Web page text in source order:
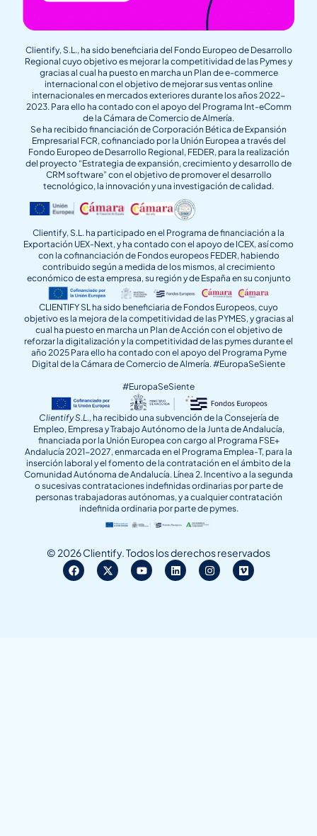
Clientify, S.L., ha sido beneficiaria del Fondo Europeo de Desarrollo
Regional cuyo objetivo es mejorar la competitividad de las Pymes y
gracias al cual ha puesto en marcha un Plan de e-commerce
internacional con el objetivo de mejorar sus ventas online
internacionales en mercados exteriores durante los años 2022-
2023. Para ello ha contado con el apoyo del Programa Int-eComm
de la Cámara de Comercio de Almería.
Se ha recibido financiación de Corporación Bética de Expansión
Empresarial FCR, cofinanciado por la Unión Europea a través del
Fondo Europeo de Desarrollo Regional, FEDER, para la realización
del proyecto “Estrategia de expansión, crecimiento y desarrollo de
CRM software” con el objetivo de promover el desarrollo
tecnológico, la innovación y una investigación de calidad.
Clientify, S.L. ha participado en el Programa de financiación a la
Exportación UEX-Next, y ha contado con el apoyo de ICEX, así como
con la cofinanciación de Fondos europeos FEDER, habiendo
contribuido según a medida de los mismos, al crecimiento
económico de esta empresa, su región y de España en su conjunto
CLIENTIFY SL ha sido beneficiaria de Fondos Europeos, cuyo
objetivo es la mejora de la competitividad de las PYMES, y gracias al
cual ha puesto en marcha un Plan de Acción con el objetivo de
reforzar la digitalización y la competitividad de las pymes durante el
año 2025 Para ello ha contado con el apoyo del Programa Pyme
Digital de la Cámara de Comercio de Almería. #EuropaSeSiente
#EuropaSeSiente
Clientify S.L., ha recibido una subvención de la Consejería de
Empleo, Empresa y Trabajo Autónomo de la Junta de Andalucía,
financiada por la Unión Europea con cargo al Programa FSE+
Andalucía 2021-2027, enmarcada en el Programa Emplea-T, para la
inserción laboral y el fomento de la contratación en el ámbito de la
Comunidad Autónoma de Andalucía. Línea 2. Incentivo a la segunda
o sucesivas contrataciones indefinidas ordinarias por parte de
personas trabajadoras autónomas, y a cualquier contratación
indefinida ordinaria por parte de pymes.
© 2026 Clientify. Todos los derechos reservados